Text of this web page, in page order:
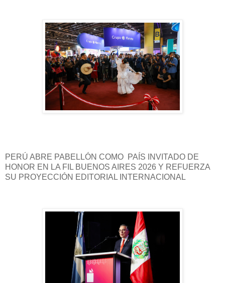
PERÚ ABRE PABELLÓN COMO PAÍS INVITADO DE
HONOR EN LA FIL BUENOS AIRES 2026 Y REFUERZA
SU PROYECCIÓN EDITORIAL INTERNACIONAL